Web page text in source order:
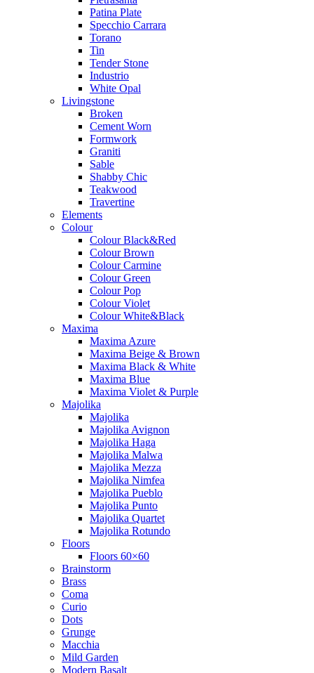
Patina Plate
Specchio Carrara
Torano
Tin
Tender Stone
Industrio
White Opal
Livingstone
Broken
Cement Worn
Formwork
Graniti
Sable
Shabby Chic
Teakwood
Travertine
Elements
Colour
Colour Black&Red
Colour Brown
Colour Carmine
Colour Green
Colour Pop
Colour Violet
Colour White&Black
Maxima
Maxima Azure
Maxima Beige & Brown
Maxima Black & White
Maxima Blue
Maxima Violet & Purple
Majolika
Majolika
Majolika Avignon
Majolika Haga
Majolika Malwa
Majolika Mezza
Majolika Nimfea
Majolika Pueblo
Majolika Punto
Majolika Quartet
Majolika Rotundo
Floors
Floors 60×60
Brainstorm
Brass
Coma
Curio
Dots
Grunge
Macchia
Mild Garden
Modern Basalt